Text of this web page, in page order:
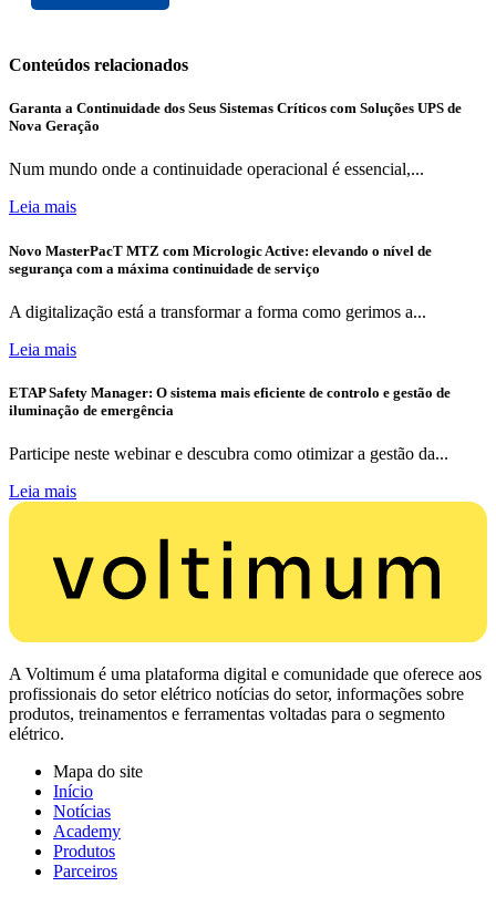
Conteúdos relacionados
Garanta a Continuidade dos Seus Sistemas Críticos com Soluções UPS de
Nova Geração
Num mundo onde a continuidade operacional é essencial,...
Leia mais
Novo MasterPacT MTZ com Micrologic Active: elevando o nível de
segurança com a máxima continuidade de serviço
A digitalização está a transformar a forma como gerimos a...
Leia mais
ETAP Safety Manager: O sistema mais eficiente de controlo e gestão de
iluminação de emergência
Participe neste webinar e descubra como otimizar a gestão da...
Leia mais
A Voltimum é uma plataforma digital e comunidade que oferece aos
profissionais do setor elétrico notícias do setor, informações sobre
produtos, treinamentos e ferramentas voltadas para o segmento
elétrico.
Mapa do site
Início
Notícias
Academy
Produtos
Parceiros